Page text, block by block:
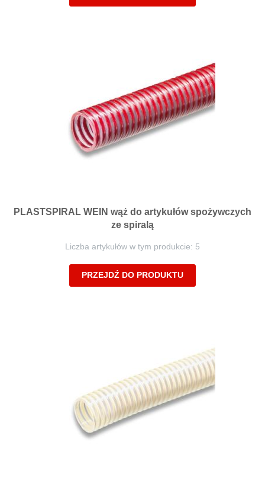
PLASTSPIRAL WEIN wąż do artykułów spożywczych
ze spiralą
Liczba artykułów w tym produkcie: 5
PRZEJDŹ DO PRODUKTU